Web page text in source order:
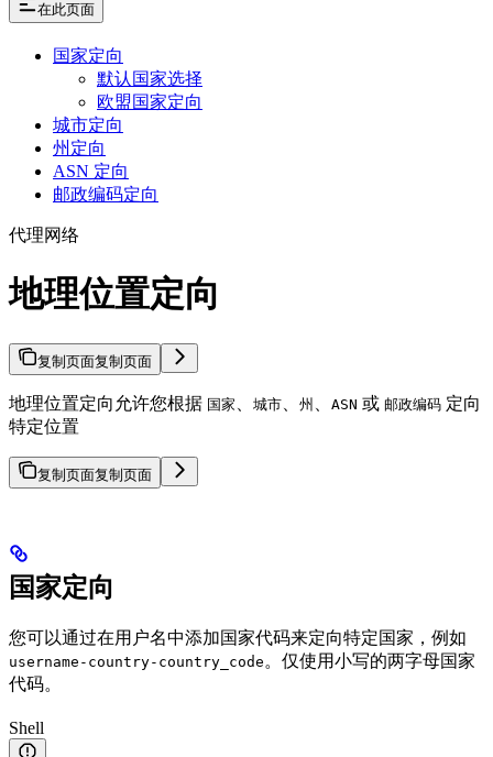
在此页面
国家定向
默认国家选择
欧盟国家定向
城市定向
州定向
ASN 定向
邮政编码定向
代理网络
地理位置定向
复制页面复制页面
地理位置定向允许您根据 国家 城市 州 ASN 或 邮政编码 定向
特定位置
复制页面复制页面
国家定向
您可以通过在用户名中添加国家代码来定向特定国家，例如
username-country-country_code 。仅使用小写的两字母国家
代码。
Shell